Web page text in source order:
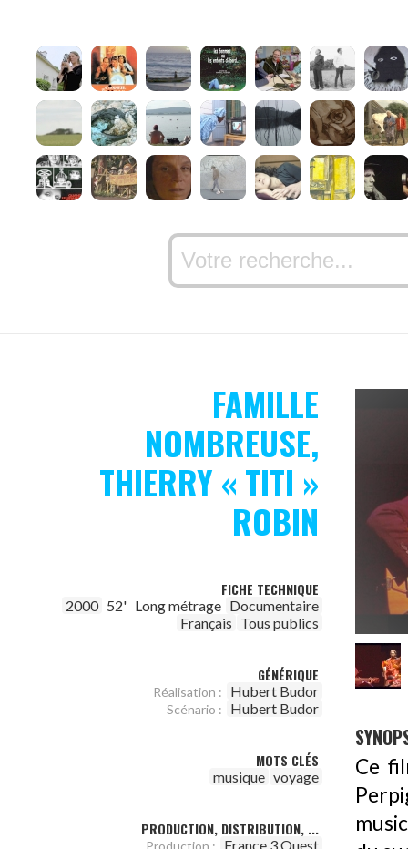
FAMILLE
NOMBREUSE,
THIERRY « TITI »
ROBIN
FICHE TECHNIQUE
2000 52' Long métrage Documentaire
Français Tous publics
GÉNÉRIQUE
Réalisation : Hubert Budor
Scénario : Hubert Budor
MOTS CLÉS
musique voyage
PRODUCTION, DISTRIBUTION, ...
Production :
France 3 Ouest
Ce